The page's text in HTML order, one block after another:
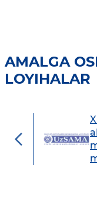
AMALGA
LOYIHALAR